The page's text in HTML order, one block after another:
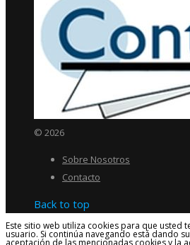
© 2026
Sobre Nosotros
Contacto
Back to top
Este sitio web utiliza cookies para que usted
usuario. Si continúa navegando está dando
aceptación de las mencionadas cookies y la